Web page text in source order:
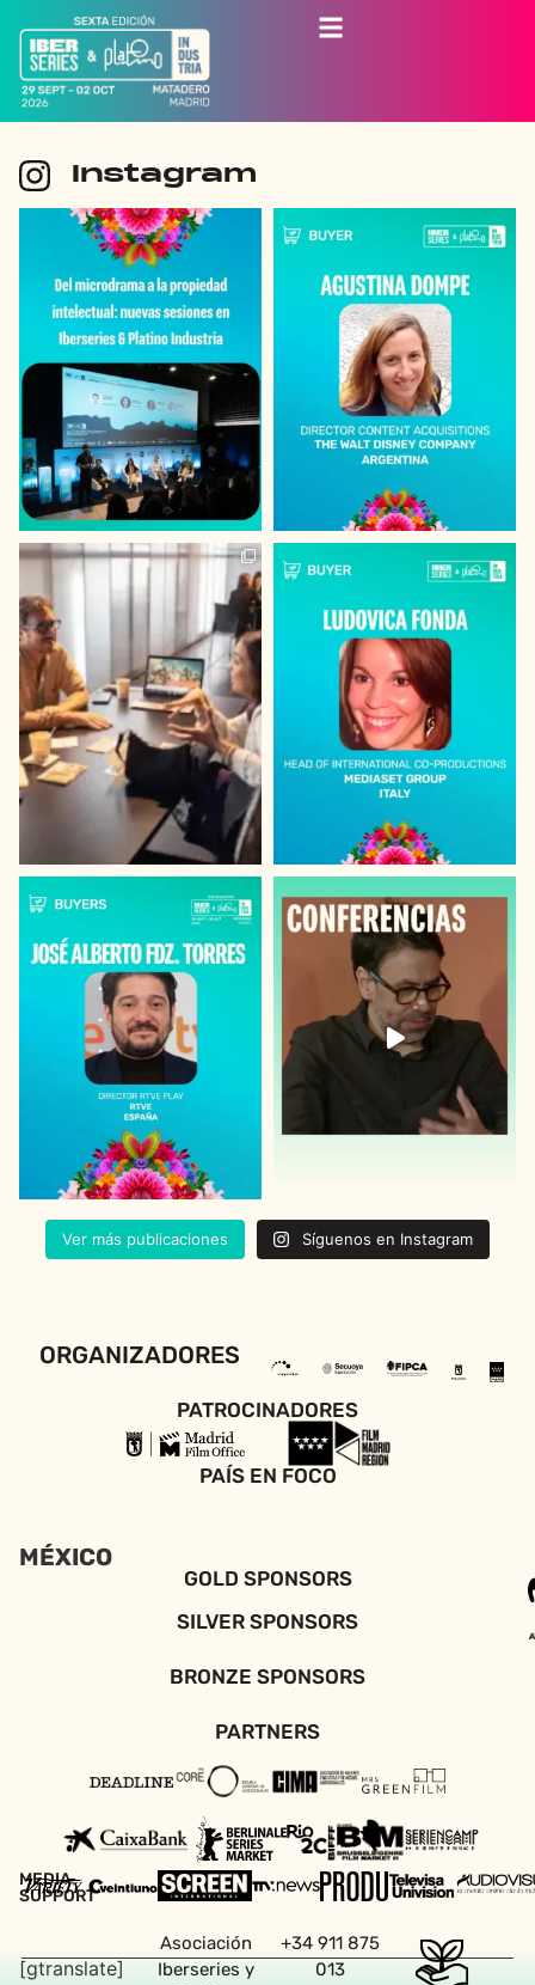
Instagram
Ver más publicaciones Síguenos en Instagram
ORGANIZADORES
PATROCINADORES
PAÍS EN FOCO
MÉXICO
GOLD SPONSORS
SILVER SPONSORS
BRONZE SPONSORS
PARTNERS
MEDIA
SUPPORT
[gtranslate]
Asociación
Iberseries y
+34 911 875
013